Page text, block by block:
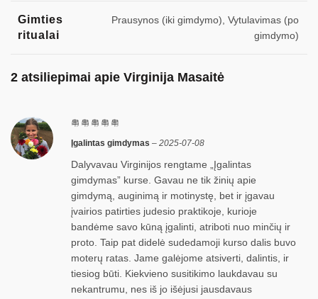
Gimties
ritualai
Prausynos (iki gimdymo), Vytulavimas (po
gimdymo)
2 atsiliepimai apie Virginija Masaitė
Įgalintas gimdymas – 2025-07-08
Dalyvavau Virginijos rengtame „Įgalintas
gimdymas” kurse. Gavau ne tik žinių apie
gimdymą, auginimą ir motinystę, bet ir įgavau
įvairios patirties judesio praktikoje, kurioje
bandėme savo kūną įgalinti, atriboti nuo minčių ir
proto. Taip pat didelė sudedamoji kurso dalis buvo
moterų ratas. Jame galėjome atsiverti, dalintis, ir
tiesiog būti. Kiekvieno susitikimo laukdavau su
nekantrumu, nes iš jo išėjusi jausdavaus